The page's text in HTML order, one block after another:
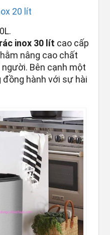
20 lít
inox 30 lít cao cấp
nâng cao chất
Bên cạnh một
hành với sự hài